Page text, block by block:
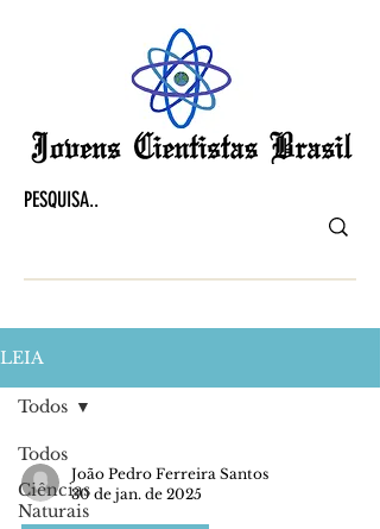
LEIA
Todos
Ciências
Naturais
Todos
João Pedro Ferreira Santos
30 de jan. de 2025